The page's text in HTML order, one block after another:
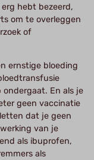
hebt bezeerd,
om te overleggen
of
ernstige bloeding
En als je
geen vaccinatie
dat je geen
van je
als ibuprofen,
als